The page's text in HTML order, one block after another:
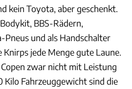
kein Toyota, aber geschenkt.
BBS-Rädern,
Pneus und als Handschalter
jede Menge gute Laune.
zwar nicht mit Leistung
Kilo Fahrzeuggewicht sind die